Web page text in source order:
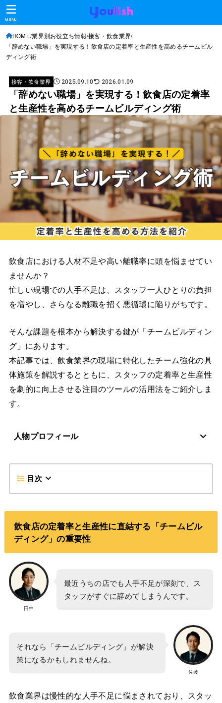
MENU
HOME 業界別お役立ち情報 接客・飲食業界
「辞めない職場」を実現する！飲食店の定着率と生産性を高めるチームビル
ディング術
接客・飲食業界 2025.09.10 2026.01.09
「辞めない職場」を実現する！飲食店の定着率
と生産性を高めるチームビルディング術
飲食店における人材不足や高い離職率に頭を悩ませてい
ませんか？
忙しい現場での人手不足は、スタッフ一人ひとりの負担
を増やし、さらなる離職を招く悪循環に陥りがちです。
そんな課題を根本から解決する鍵が「チームビルディン
グ」にあります。
本記事では、飲食業界の現場に特化したチーム強化の具
体施策を解説するとともに、スタッフの定着率と生産性
を劇的に向上させる注目のツールの活用法をご紹介しま
す。
人物プロフィール
目次
飲食店の定着率と生産性に直結する「チームビル
ディング」の重要性
田中
最近うちの店でも人手不足が深刻で、ス
タッフがすぐに辞めてしまうんです。
佐藤
それなら「チームビルディング」が解決
策になるかもしれませんね。
飲食業界は慢性的な人手不足に悩まされており、スタッ